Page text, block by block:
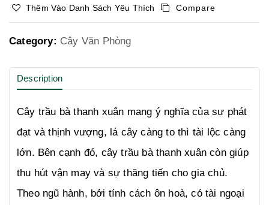
Thêm Vào Danh Sách Yêu Thích Compare
Category: Cây Văn Phòng
Description
Cây trầu bà thanh xuân mang ý nghĩa của sự phát
đạt và thịnh vượng, lá cây càng to thì tài lộc càng
lớn. Bên cạnh đó, cây trầu bà thanh xuân còn giúp
thu hút vận may và sự thăng tiến cho gia chủ.
Theo ngũ hành, bởi tính cách ôn hoà, có tài ngoại